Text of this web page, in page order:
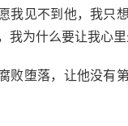
我见不到他，我只
我为什么要让我心
败堕落，让他没有